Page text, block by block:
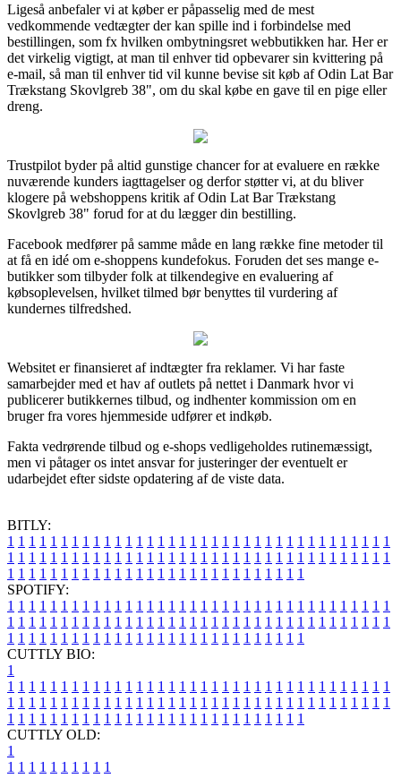
Ligeså anbefaler vi at køber er påpasselig med de mest
vedkommende vedtægter der kan spille ind i forbindelse med
bestillingen, som fx hvilken ombytningsret webbutikken har. Her er
det virkelig vigtigt, at man til enhver tid opbevarer sin kvittering på
e-mail, så man til enhver tid vil kunne bevise sit køb af Odin Lat Bar
Trækstang Skovlgreb 38", om du skal købe en gave til en pige eller
dreng.
Trustpilot byder på altid gunstige chancer for at evaluere en række
nuværende kunders iagttagelser og derfor støtter vi, at du bliver
klogere på webshoppens kritik af Odin Lat Bar Trækstang
Skovlgreb 38" forud for at du lægger din bestilling.
Facebook medfører på samme måde en lang række fine metoder til
at få en idé om e-shoppens kundefokus. Foruden det ses mange e-
butikker som tilbyder folk at tilkendegive en evaluering af
købsoplevelsen, hvilket tilmed bør benyttes til vurdering af
kundernes tilfredshed.
Websitet er finansieret af indtægter fra reklamer. Vi har faste
samarbejder med et hav af outlets på nettet i Danmark hvor vi
publicerer butikkernes tilbud, og indhenter kommission om en
bruger fra vores hjemmeside udfører et indkøb.
Fakta vedrørende tilbud og e-shops vedligeholdes rutinemæssigt,
men vi påtager os intet ansvar for justeringer der eventuelt er
udarbejdet efter sidste opdatering af de viste data.
BITLY:
1 1 1 1 1 1 1 1 1 1 1 1 1 1 1 1 1 1 1 1 1 1 1 1 1 1 1 1 1 1 1 1 1 1 1 1
1 1 1 1 1 1 1 1 1 1 1 1 1 1 1 1 1 1 1 1 1 1 1 1 1 1 1 1 1 1 1 1 1 1 1 1
1 1 1 1 1 1 1 1 1 1 1 1 1 1 1 1 1 1 1 1 1 1 1 1 1 1 1 1
SPOTIFY:
1 1 1 1 1 1 1 1 1 1 1 1 1 1 1 1 1 1 1 1 1 1 1 1 1 1 1 1 1 1 1 1 1 1 1 1
1 1 1 1 1 1 1 1 1 1 1 1 1 1 1 1 1 1 1 1 1 1 1 1 1 1 1 1 1 1 1 1 1 1 1 1
1 1 1 1 1 1 1 1 1 1 1 1 1 1 1 1 1 1 1 1 1 1 1 1 1 1 1 1
CUTTLY BIO:
1
1 1 1 1 1 1 1 1 1 1 1 1 1 1 1 1 1 1 1 1 1 1 1 1 1 1 1 1 1 1 1 1 1 1 1 1
1 1 1 1 1 1 1 1 1 1 1 1 1 1 1 1 1 1 1 1 1 1 1 1 1 1 1 1 1 1 1 1 1 1 1 1
1 1 1 1 1 1 1 1 1 1 1 1 1 1 1 1 1 1 1 1 1 1 1 1 1 1 1 1
CUTTLY OLD:
1
1 1 1 1 1 1 1 1 1 1